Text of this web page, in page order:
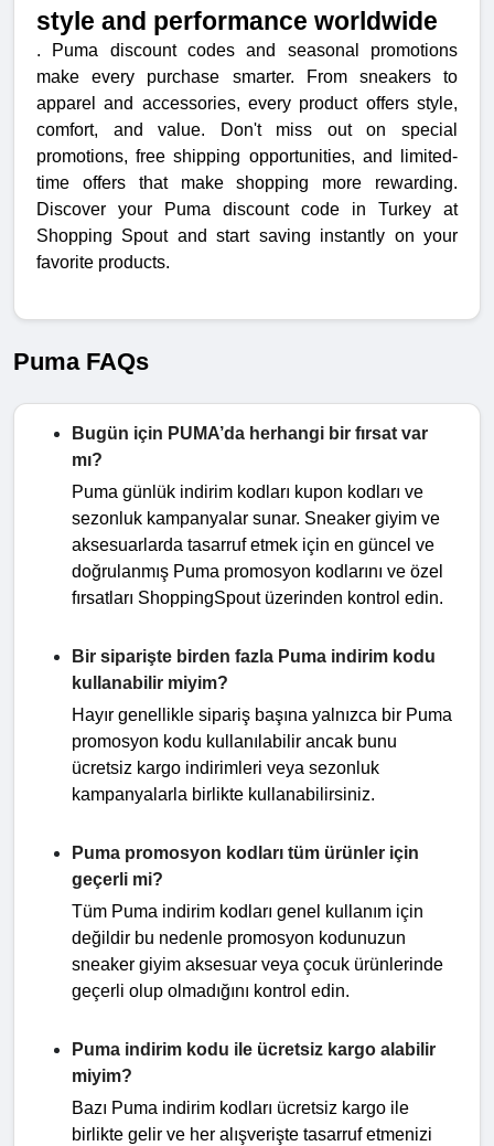
style and performance worldwide
. Puma discount codes and seasonal promotions
make every purchase smarter. From sneakers to
apparel and accessories, every product offers style,
comfort, and value. Don't miss out on special
promotions, free shipping opportunities, and limited-
time offers that make shopping more rewarding.
Discover your Puma discount code in Turkey at
Shopping Spout and start saving instantly on your
favorite products.
Puma FAQs
Bugün için PUMA’da herhangi bir fırsat var
mı?
Puma günlük indirim kodları kupon kodları ve
sezonluk kampanyalar sunar. Sneaker giyim ve
aksesuarlarda tasarruf etmek için en güncel ve
doğrulanmış Puma promosyon kodlarını ve özel
fırsatları ShoppingSpout üzerinden kontrol edin.
Bir siparişte birden fazla Puma indirim kodu
kullanabilir miyim?
Hayır genellikle sipariş başına yalnızca bir Puma
promosyon kodu kullanılabilir ancak bunu
ücretsiz kargo indirimleri veya sezonluk
kampanyalarla birlikte kullanabilirsiniz.
Puma promosyon kodları tüm ürünler için
geçerli mi?
Tüm Puma indirim kodları genel kullanım için
değildir bu nedenle promosyon kodunuzun
sneaker giyim aksesuar veya çocuk ürünlerinde
geçerli olup olmadığını kontrol edin.
Puma indirim kodu ile ücretsiz kargo alabilir
miyim?
Bazı Puma indirim kodları ücretsiz kargo ile
birlikte gelir ve her alışverişte tasarruf etmenizi